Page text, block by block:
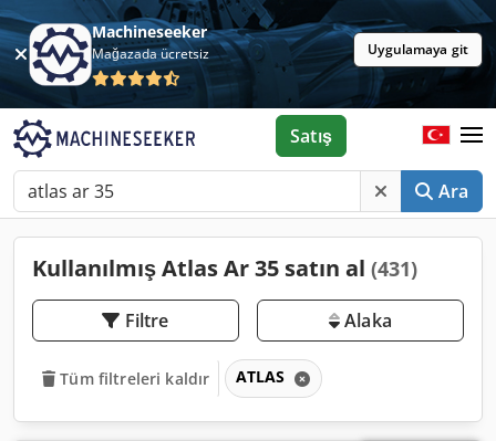
Machineseeker
Mağazada ücretsiz Uygulamaya git
Ara
Satış
Kullanılmış Atlas Ar 35 satın al (431)
Filtre Alaka
Tüm filtreleri kaldır ATLAS